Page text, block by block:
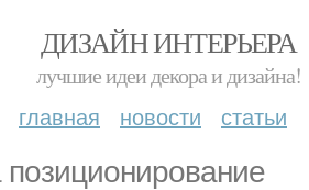
ДИЗАЙН ИНТЕРЬЕРА
лучшие идеи декора и дизайна!
главная новости статьи
позиционирование